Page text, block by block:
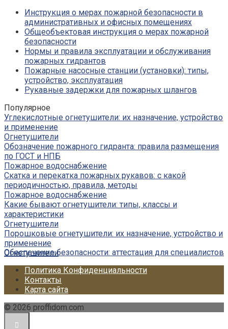
Инструкция о мерах пожарной безопасности в
административных и офисных помещениях
Общеобъектовая инструкция о мерах пожарной
безопасности
Нормы и правила эксплуатации и обслуживания
пожарных гидрантов
Пожарные насосные станции (установки): типы,
устройство, эксплуатация
Рукавные задержки для пожарных шлангов
Популярное
Углекислотные огнетушители: их назначение, устройство
и применение
Огнетушители
Обозначение пожарного гидранта: правила размещения
по ГОСТ и НПБ
Пожарное водоснабжение
Скатка и перекатка пожарных рукавов: с какой
периодичностью, правила, методы
Пожарное водоснабжение
Какие бывают огнетушители: типы, классы и
характеристики
Огнетушители
Порошковые огнетушители: их назначение, устройство и
применение
Огнетушители
Обеспечение безопасности: аттестация для специалистов
Политика Конфиденциальности
Контакты
Карта сайта
© 2026 proffidom.com